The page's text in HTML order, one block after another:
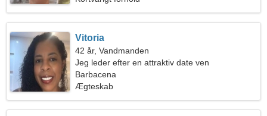
Vitoria
42 år, Vandmanden
Jeg leder efter en attraktiv date ven
Barbacena
Ægteskab